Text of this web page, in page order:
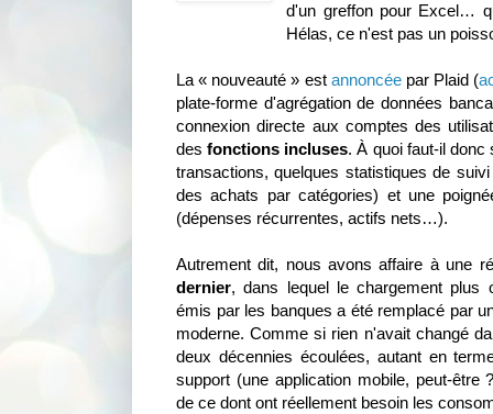
d'un greffon pour Excel…
Hélas, ce n'est pas un
La « nouveauté » est annoncéepar Plaid (
plate-forme d'agrégation de données
connexion directe aux comptes des
desfonctions incluses. À quoi faut-il donc
transactions, quelques statistiques de
des achats par catégories) et une
(dépenses récurrentes, actifs nets…).
Autrement dit, nous avons affaire à une
dernier, dans lequel le chargement plus
émis par les banques a été remplacé par
moderne. Comme si rien n'avait changé
deux décennies écoulées, autant en
support (une application mobile, peut-être
de ce dont ont réellement besoin les